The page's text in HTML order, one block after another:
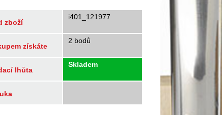
zboží
i401_121977
získáte
2 bodů
lhůta
Skladem